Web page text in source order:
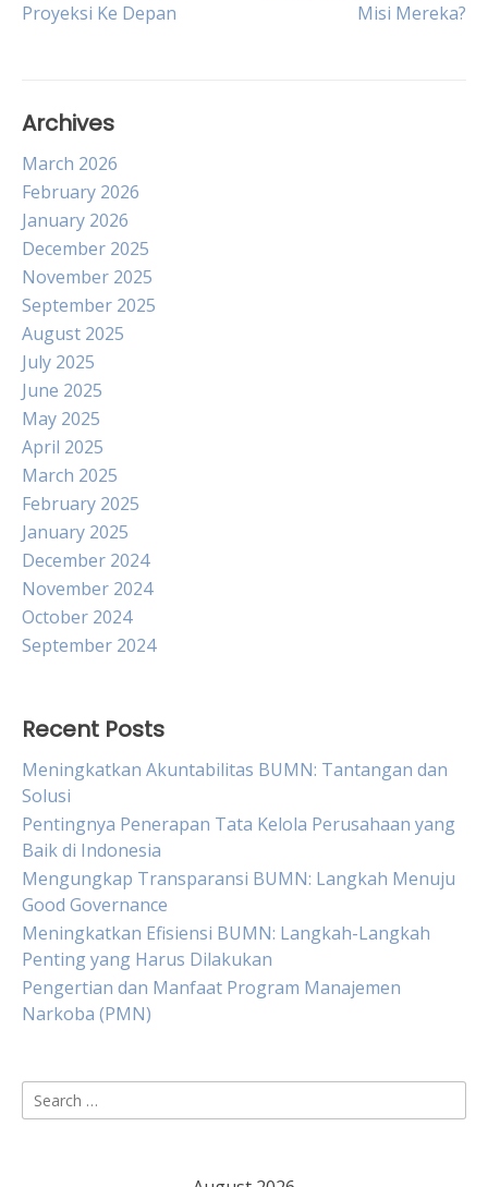
navigation
Proyeksi Ke Depan
Misi Mereka?
Archives
March 2026
February 2026
January 2026
December 2025
November 2025
September 2025
August 2025
July 2025
June 2025
May 2025
April 2025
March 2025
February 2025
January 2025
December 2024
November 2024
October 2024
September 2024
Recent Posts
Meningkatkan Akuntabilitas BUMN: Tantangan dan
Solusi
Pentingnya Penerapan Tata Kelola Perusahaan yang
Baik di Indonesia
Mengungkap Transparansi BUMN: Langkah Menuju
Good Governance
Meningkatkan Efisiensi BUMN: Langkah-Langkah
Penting yang Harus Dilakukan
Pengertian dan Manfaat Program Manajemen
Narkoba (PMN)
Search
for: